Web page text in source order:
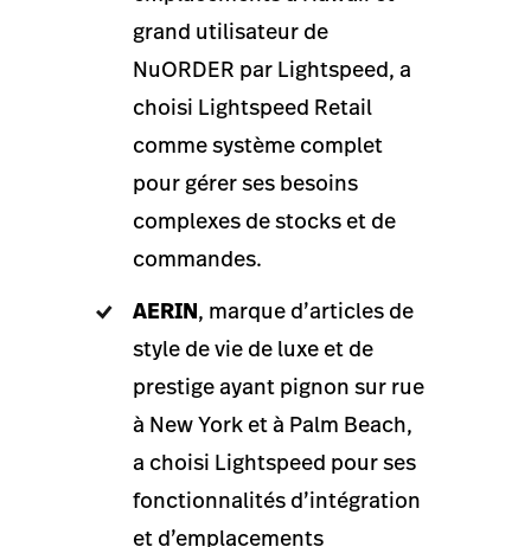
grand utilisateur de
NuORDER par Lightspeed, a
choisi Lightspeed Retail
comme système complet
pour gérer ses besoins
complexes de stocks et de
commandes.
AERIN, marque d’articles de
style de vie de luxe et de
prestige ayant pignon sur rue
à New York et à Palm Beach,
a choisi Lightspeed pour ses
fonctionnalités d’intégration
et d’emplacements